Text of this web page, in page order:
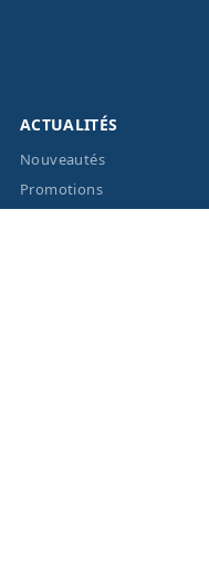
ACTUALITÉS
Nouveautés
Promotions